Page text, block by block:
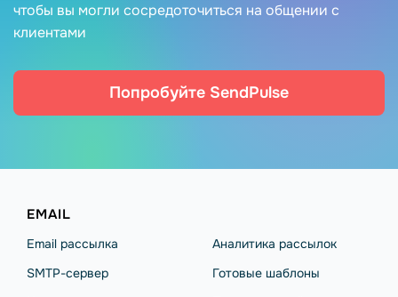
чтобы вы могли сосредоточиться на общении с
клиентами
Попробуйте SendPulse
EMAIL
Email рассылка
SMTP-сервер
Аналитика рассылок
Готовые шаблоны